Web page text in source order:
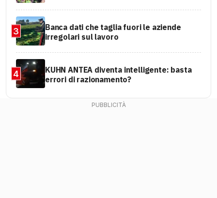
3
Banca dati che taglia fuori le aziende
irregolari sul lavoro
4
KUHN ANTEA diventa intelligente: basta
errori di razionamento?